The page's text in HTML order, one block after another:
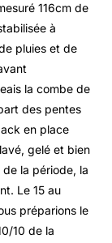
116cm de
à
pluies et de
la combe de
des pentes
en place
gelé et bien
de la période, la
Le 15 au
préparions le
10 de la